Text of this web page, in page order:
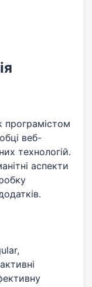
програмістом
веб-
технологій.
аспекти